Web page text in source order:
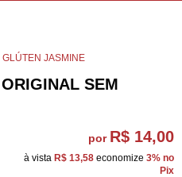
GLÚTEN JASMINE
SEM
por R$ 14,00
à vista R$ 13,58 economize 3% no
Pix